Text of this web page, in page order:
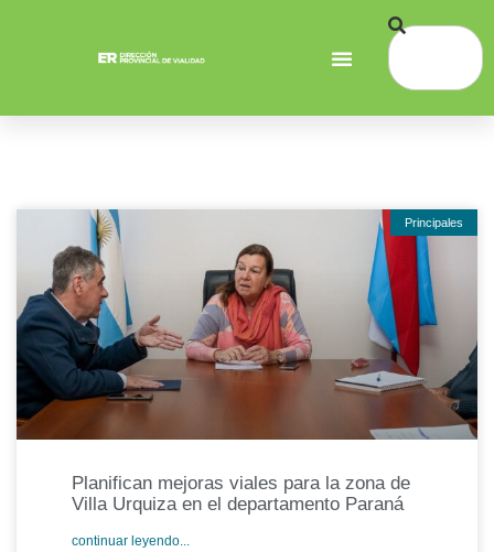
Principales
Planifican mejoras viales para la zona de
Villa Urquiza en el departamento Paraná
continuar leyendo...